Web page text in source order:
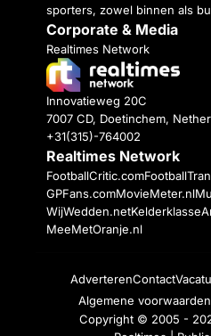
sporters, zowel binnen als
Corporate & Media
Realtimes Network
Innovatieweg 20C
7007 CD, Doetinchem,
+31(315)-764002
Realtimes Network
FootballCritic.com
GPFans.comMovieMeter.nl
WijWedden.netKelderklasse
MeeMetOranje.nl
AdverterenContact
Algemene voorwaarden
Copyright © 2005 -